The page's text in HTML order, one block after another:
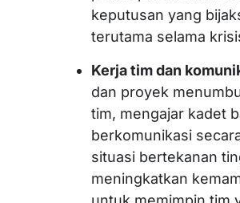
keputusan yang
terutama selama
Kerja tim dan
dan proyek
tim, mengajar kadet
berkomunikasi
situasi bertekanan
meningkatkan